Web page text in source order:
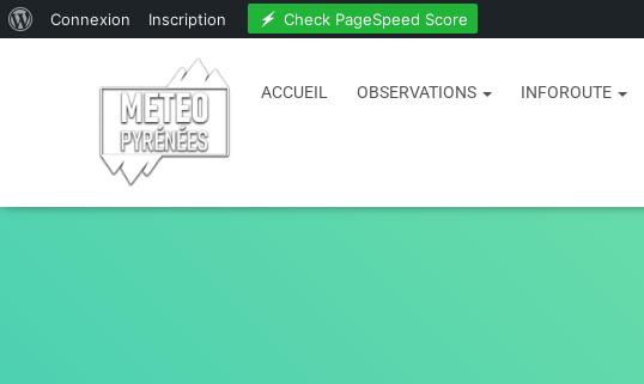
Connexion Inscription Check PageSpeed Score
ACCUEIL OBSERVATIONS INFOROUTE